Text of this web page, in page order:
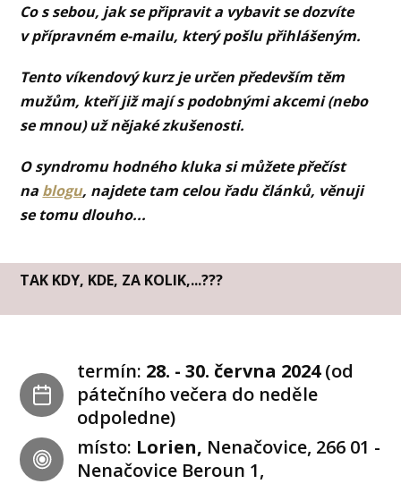
Co s sebou, jak se připravit a vybavit se dozvíte
v přípravném e-mailu, který pošlu přihlášeným.
Tento víkendový kurz je určen především těm
mužům, kteří již mají s podobnými akcemi (nebo
se mnou) už nějaké zkušenosti.
O syndromu hodného kluka si můžete přečíst
na blogu, najdete tam celou řadu článků, věnuji
se tomu dlouho...
TAK KDY, KDE, ZA KOLIK,...???
termín: 28. - 30. června 2024(od
pátečního večera do neděle
odpoledne)
místo: Lorien, Nenačovice, 266 01 -
Nenačovice Beroun 1,